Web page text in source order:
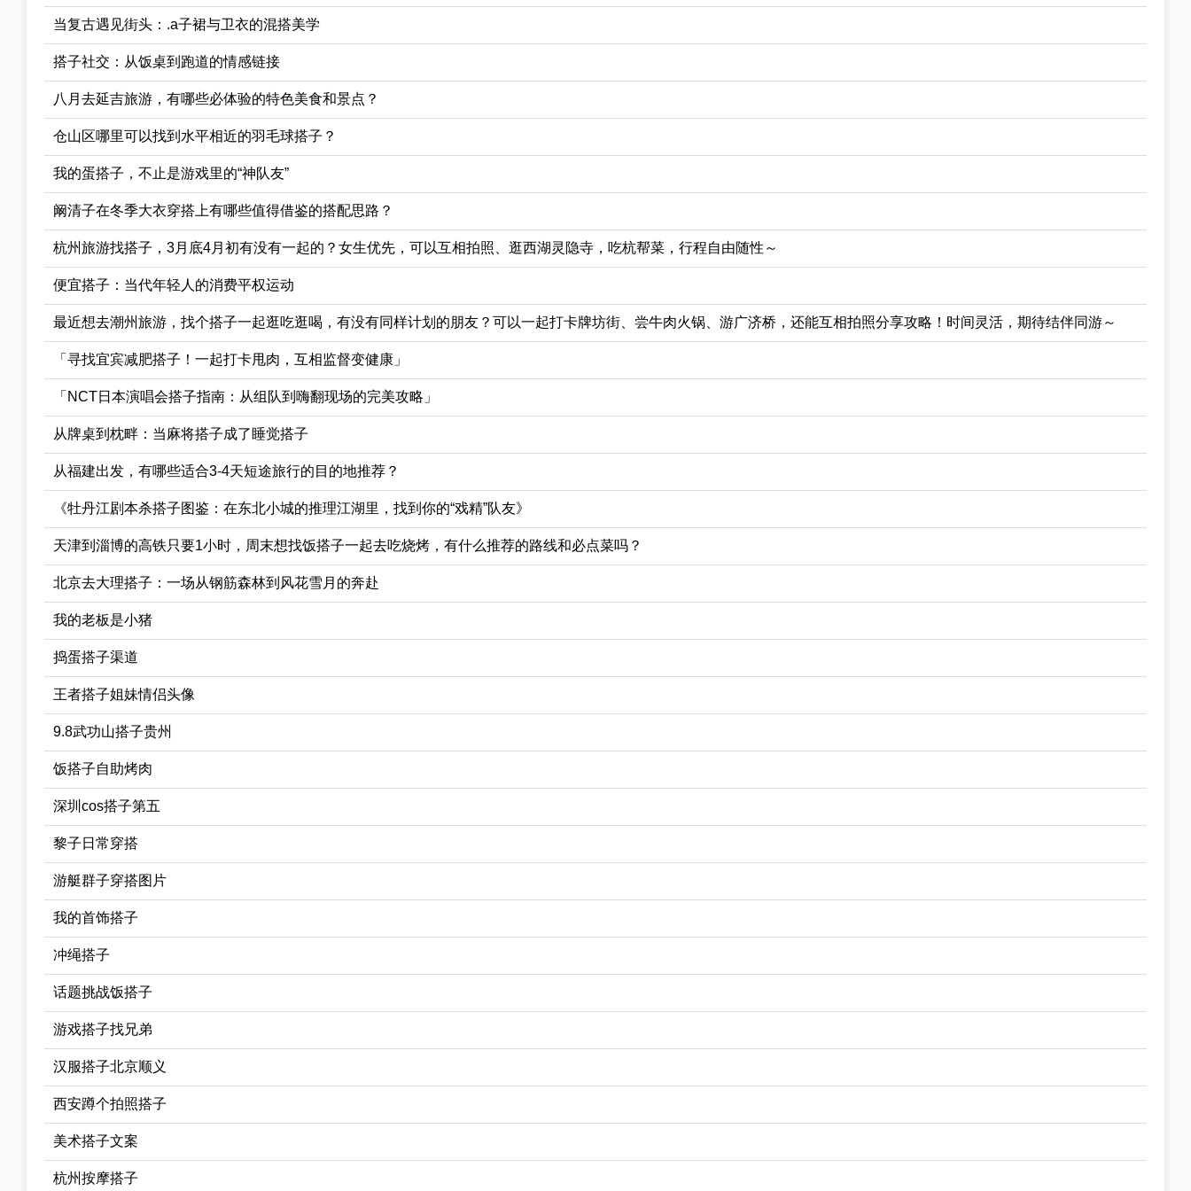
当复古遇见街头：.a子裙与卫衣的混搭美学
搭子社交：从饭桌到跑道的情感链接
八月去延吉旅游，有哪些必体验的特色美食和景点？
仓山区哪里可以找到水平相近的羽毛球搭子？
我的蛋搭子，不止是游戏里的“神队友”
阚清子在冬季大衣穿搭上有哪些值得借鉴的搭配思路？
杭州旅游找搭子，3月底4月初有没有一起的？女生优先，可以互相拍照、逛西湖灵隐寺，吃杭帮菜，行程自由随性～
便宜搭子：当代年轻人的消费平权运动
最近想去潮州旅游，找个搭子一起逛吃逛喝，有没有同样计划的朋友？可以一起打卡牌坊街、尝牛肉火锅、游广济桥，还能互相拍照分享攻略！时间灵活，期待结伴同游～
「寻找宜宾减肥搭子！一起打卡甩肉，互相监督变健康」
「NCT日本演唱会搭子指南：从组队到嗨翻现场的完美攻略」
从牌桌到枕畔：当麻将搭子成了睡觉搭子
从福建出发，有哪些适合3-4天短途旅行的目的地推荐？
《牡丹江剧本杀搭子图鉴：在东北小城的推理江湖里，找到你的“戏精”队友》
天津到淄博的高铁只要1小时，周末想找饭搭子一起去吃烧烤，有什么推荐的路线和必点菜吗？
北京去大理搭子：一场从钢筋森林到风花雪月的奔赴
我的老板是小猪
捣蛋搭子渠道
王者搭子姐妹情侣头像
9.8武功山搭子贵州
饭搭子自助烤肉
深圳cos搭子第五
黎子日常穿搭
游艇群子穿搭图片
我的首饰搭子
冲绳搭子
话题挑战饭搭子
游戏搭子找兄弟
汉服搭子北京顺义
西安蹲个拍照搭子
美术搭子文案
杭州按摩搭子